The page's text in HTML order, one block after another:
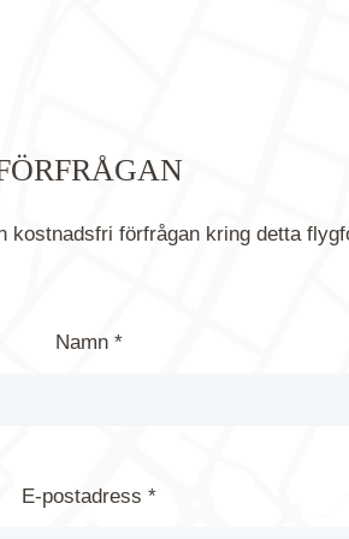
kostnadsfri förfrågan kring detta
Namn *
E-postadress *